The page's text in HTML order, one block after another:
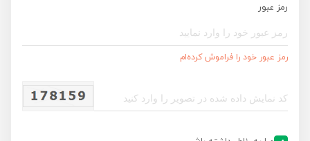
رمز عبور
رمز عبور خود را فراموش کرده‌ام